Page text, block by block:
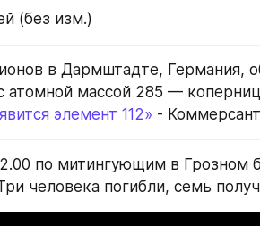
(без изм.)
в Дармштадте, Германия,
атомной массой 285 —
элемент 112» -
по митингующим в Грозном
человека погибли, семь